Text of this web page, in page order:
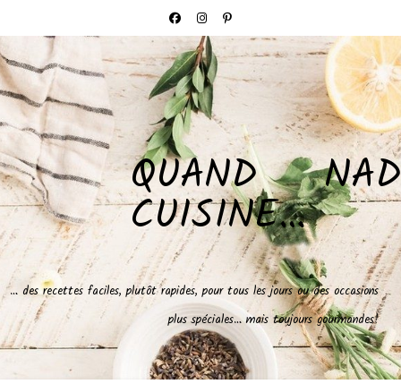
QUAND NAD
CUISINE…
… des recettes faciles, plutôt rapides, pour tous les jours ou des occasions
plus spéciales… mais toujours gourmandes!